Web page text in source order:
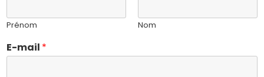
Prénom Nom
E-mail *